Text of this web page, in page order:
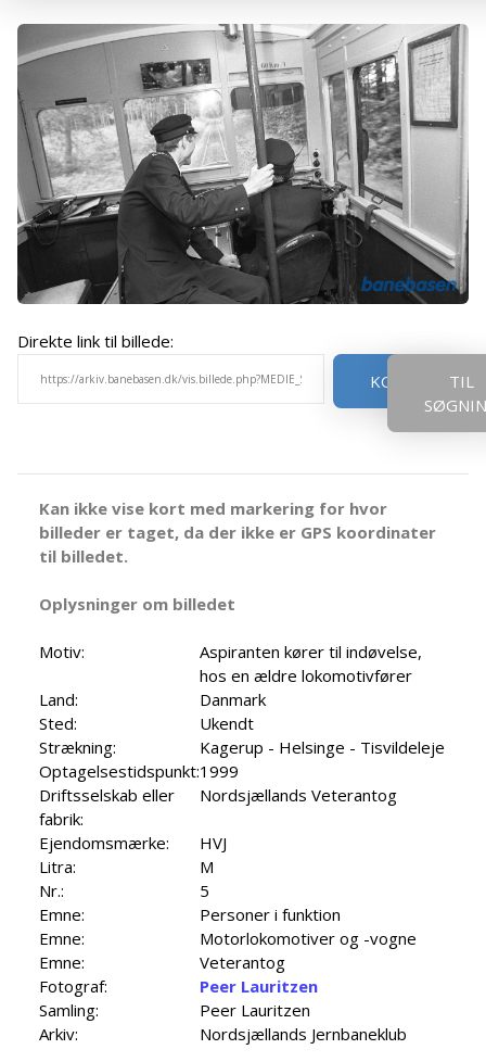
Direkte link til billede:
KOPIER
TIL
Kan ikke vise kort med markering for hvor
billeder er taget, da der ikke er GPS koordinater
til billedet.
Oplysninger om billedet
Motiv:
Aspiranten kører til indøvelse,
hos en ældre lokomotivfører
Land:
Danmark
Sted:
Ukendt
Strækning:
Kagerup - Helsinge - Tisvildeleje
Optagelsestidspunkt:1999
Driftsselskab eller
fabrik:
Nordsjællands Veterantog
Ejendomsmærke:
HVJ
Litra:
M
Nr.:
5
Emne:
Personer i funktion
Emne:
Motorlokomotiver og -vogne
Emne:
Veterantog
Fotograf:
Peer Lauritzen
Samling:
Peer Lauritzen
Arkiv:
Nordsjællands Jernbaneklub